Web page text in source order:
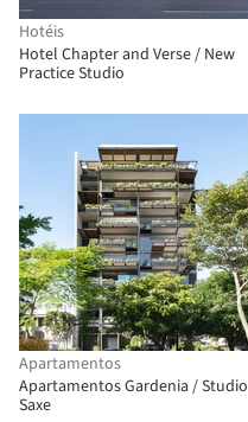
Hotéis
Hotel Chapter and Verse / New
Practice Studio
Apartamentos
Apartamentos Gardenia / Studio
Saxe